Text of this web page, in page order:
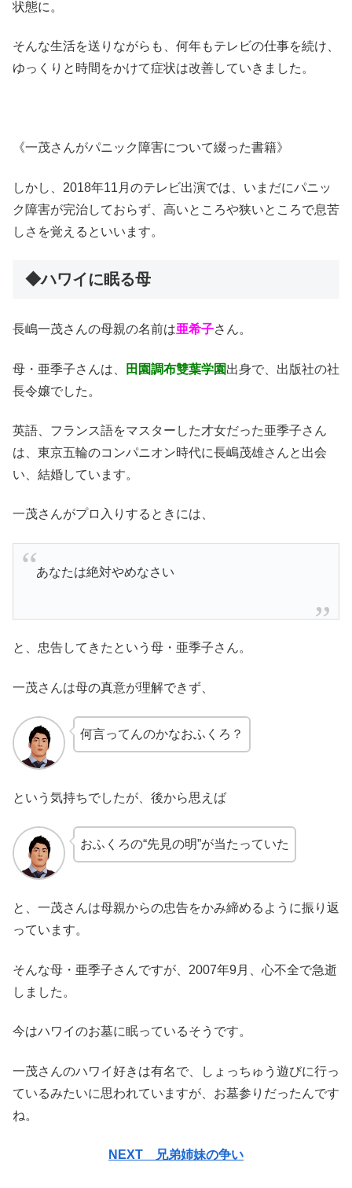
状態に。
そんな生活を送りながらも、何年もテレビの仕事を続け、
ゆっくりと時間をかけて症状は改善していきました。
《一茂さんがパニック障害について綴った書籍》
しかし、2018年11月のテレビ出演では、いまだにパニッ
ク障害が完治しておらず、高いところや狭いところで息苦
しさを覚えるといいます。
◆ハワイに眠る母
長嶋一茂さんの母親の名前は亜希子さん。
母・亜季子さんは、 田園調布雙葉学園出身で、出版社の社
長令嬢でした。
英語、フランス語をマスターした才女だった亜季子さん
は、東京五輪のコンパニオン時代に長嶋茂雄さんと出会
い、結婚しています。
一茂さんがプロ入りするときには、
あなたは絶対やめなさい
と、忠告してきたという母・亜季子さん。
一茂さんは母の真意が理解できず、
何言ってんのかなおふくろ？
という気持ちでしたが、後から思えば
おふくろの“先見の明”が当たっていた
と、一茂さんは母親からの忠告をかみ締めるように振り返
っています。
そんな母・亜季子さんですが、2007年9月、心不全で急逝
しました。
今はハワイのお墓に眠っているそうです。
一茂さんのハワイ好きは有名で、しょっちゅう遊びに行っ
ているみたいに思われていますが、お墓参りだったんです
ね。
NEXT 兄弟姉妹の争い